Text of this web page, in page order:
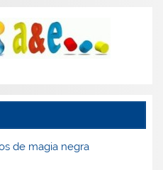
de magia negra